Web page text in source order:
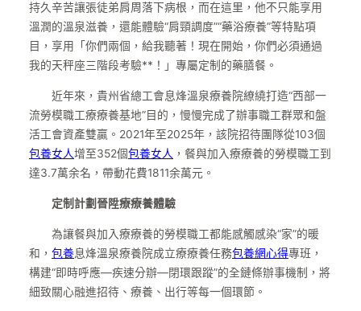
持久辛苦讓張徒弟肩周落下病根，而在這里，他不只能享用
溫潤的溫泉滋養，還能體驗“肩頸調度”“藥浴療養”等特點項
目，享用「你們兩個，給我聽著！現在開始，你們必須通過
我的天秤座三階段考驗**！」專屬定制的藥膳餐。
近年來，貴州省總工會息烽溫泉療養院繚繞打造“西部一
流勞模職工療療養基地”目的，慢慢完成了辦事職工群眾和盤
活工會資產雙贏。2021年至2025年，該院招待團隊從103個
包養女人增至352個包養女人 ，餐與加入療療養的勞模職工到
達3.7萬余名，帶動花費1811余萬元。
定制計劃晉陞療療養體驗
為讓餐與加入療療養的勞模職工都能感觸感染“家”的暖
和， 包養息烽溫泉療養院成立療療養任務包養網心得專班，
構建“即時呼應—疾速分辦—閉環跟蹤”的全鏈條辦事機制，將
細致關心融進招待、療養、出行等每一個環節。